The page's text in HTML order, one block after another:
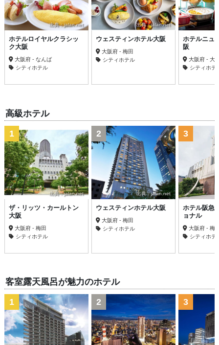
出典：jalan.net
ホテルロイヤルクラシッ
ク大阪
大阪府 - なんば
シティホテル
出典：jalan.net
ウェスティンホテル大阪
大阪府 - 梅田
シティホテル
ホテルニュ
阪
大阪府 - 大
シティホテ
高級ホテル
出典：jalan.net
1
ザ・リッツ・カールトン
大阪
大阪府 - 梅田
シティホテル
出典：jalan.net
2
ウェスティンホテル大阪
大阪府 - 梅田
シティホテル
3
ホテル阪急
ョナル
大阪府 - 梅
シティホテ
客室露天風呂が魅力のホテル
1 2 3